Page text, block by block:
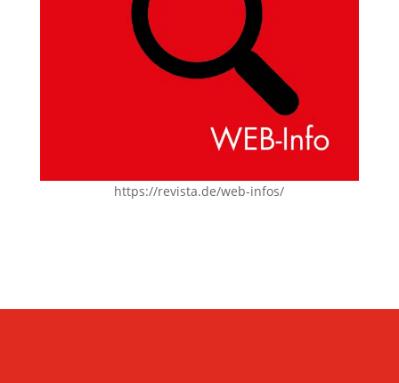
https://revista.de/web-infos/